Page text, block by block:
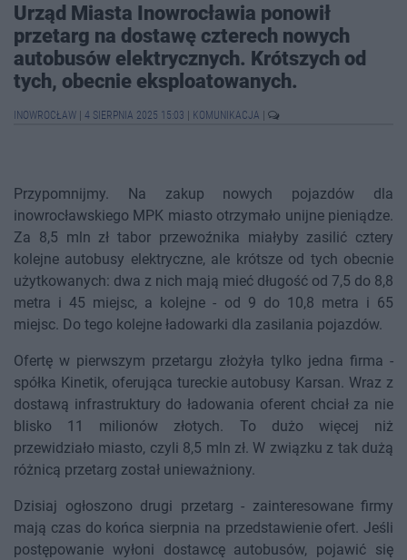
Urząd Miasta Inowrocławia ponowił
przetarg na dostawę czterech nowych
autobusów elektrycznych. Krótszych od
tych, obecnie eksploatowanych.
INOWROCŁAW 4 SIERPNIA 2025 15:03 KOMUNIKACJA
Przypomnijmy. Na zakup nowych pojazdów dla
inowrocławskiego MPK miasto otrzymało unijne pieniądze.
Za 8,5 mln zł tabor przewoźnika miałyby zasilić cztery
kolejne autobusy elektryczne, ale krótsze od tych obecnie
użytkowanych: dwa z nich mają mieć długość od 7,5 do 8,8
metra i 45 miejsc, a kolejne - od 9 do 10,8 metra i 65
miejsc. Do tego kolejne ładowarki dla zasilania pojazdów.
Ofertę w pierwszym przetargu złożyła tylko jedna firma -
spółka Kinetik, oferująca tureckie autobusy Karsan. Wraz z
dostawą infrastruktury do ładowania oferent chciał za nie
blisko 11 milionów złotych. To dużo więcej niż
przewidziało miasto, czyli 8,5 mln zł. W związku z tak dużą
różnicą przetarg został unieważniony.
Dzisiaj ogłoszono drugi przetarg - zainteresowane firmy
mają czas do końca sierpnia na przedstawienie ofert. Jeśli
postępowanie wyłoni dostawcę autobusów, pojawić się